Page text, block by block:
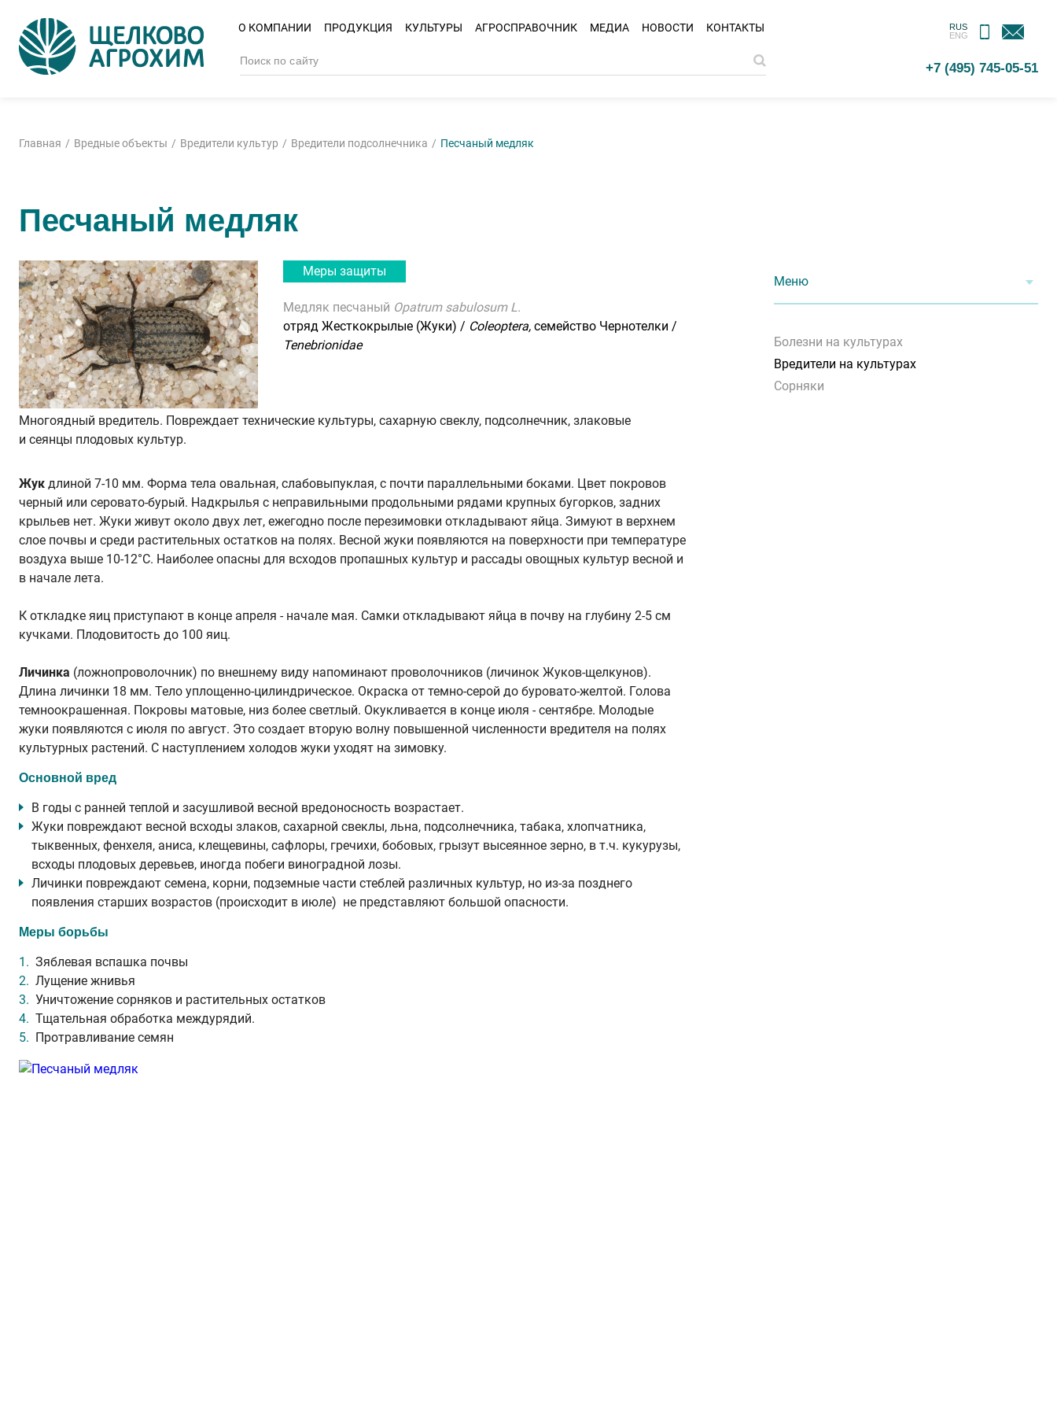
О КОМПАНИИ ПРОДУКЦИЯ КУЛЬТУРЫ АГРОСПРАВОЧНИК МЕДИА НОВОСТИ КОНТАКТЫ
RUS
ENG
МОБИЛЬНОЕ
ПРИЛОЖЕНИЕ
ОБРАТНАЯ
СВЯЗЬ
+7 (495) 745-05-51
Главная Вредные объекты Вредители культур Вредители подсолнечника Песчаный медляк
Песчаный медляк
Меры защиты
Медляк песчаный Opatrum sabulosum L.
отряд Жесткокрылые (Жуки) / Coleoptera, семейство Чернотелки /
Tenebrionidae
Многоядный вредитель. Повреждает технические культуры, сахарную свеклу, подсолнечник, злаковые
и сеянцы плодовых культур.
Жук длиной 7-10 мм. Форма тела овальная, слабовыпуклая, с почти параллельными боками. Цвет покровов
черный или серовато-бурый. Надкрылья с неправильными продольными рядами крупных бугорков, задних
крыльев нет. Жуки живут около двух лет, ежегодно после перезимовки откладывают яйца. Зимуют в верхнем
слое почвы и среди растительных остатков на полях. Весной жуки появляются на поверхности при температуре
воздуха выше 10-12°C. Наиболее опасны для всходов пропашных культур и рассады овощных культур весной и
в начале лета.
К откладке яиц приступают в конце апреля - начале мая. Самки откладывают яйца в почву на глубину 2-5 см
кучками. Плодовитость до 100 яиц.
Личинка (ложнопроволочник) по внешнему виду напоминают проволочников (личинок Жуков-щелкунов).
Длина личинки 18 мм. Тело уплощенно-цилиндрическое. Окраска от темно-серой до буровато-желтой. Голова
темноокрашенная. Покровы матовые, низ более светлый. Окукливается в конце июля - сентябре. Молодые
жуки появляются с июля по август. Это создает вторую волну повышенной численности вредителя на полях
культурных растений. С наступлением холодов жуки уходят на зимовку.
Основной вред
В годы с ранней теплой и засушливой весной вредоносность возрастает.
Жуки повреждают весной всходы злаков, сахарной свеклы, льна, подсолнечника, табака, хлопчатника,
тыквенных, фенхеля, аниса, клещевины, сафлоры, гречихи, бобовых, грызут высеянное зерно, в т.ч. кукурузы,
всходы плодовых деревьев, иногда побеги виноградной лозы.
Личинки повреждают семена, корни, подземные части стеблей различных культур, но из-за позднего
появления старших возрастов (происходит в июле) не представляют большой опасности.
Меры борьбы
Зяблевая вспашка почвы
Лущение жнивья
Уничтожение сорняков и растительных остатков
Тщательная обработка междурядий.
Протравливание семян
Меню
Болезни на культурах
Вредители на культурах
Сорняки